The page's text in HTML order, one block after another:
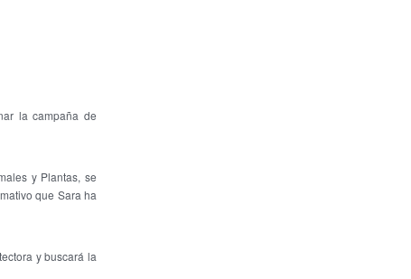
la campaña de
y Plantas, se
que Sara ha
y buscará la